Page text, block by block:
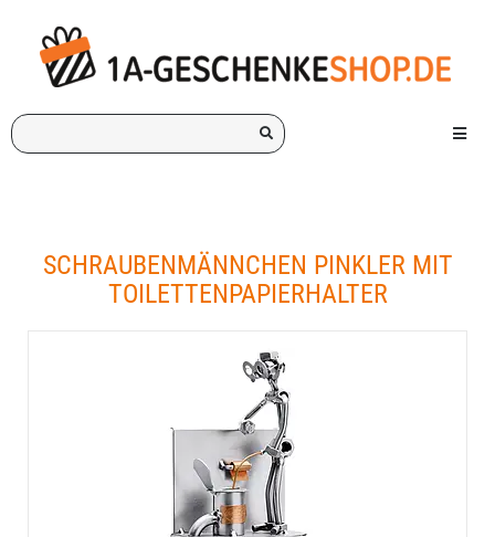
Ich
suche
Menü
SCHRAUBENMÄNNCHEN PINKLER MIT
TOILETTENPAPIERHALTER